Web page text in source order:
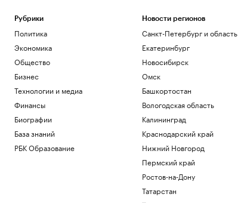
Рубрики
Политика
Экономика
Общество
Бизнес
Технологии и медиа
Финансы
Биографии
База знаний
РБК Образование
Новости регионов
Санкт-Петербург и область
Екатеринбург
Новосибирск
Омск
Башкортостан
Вологодская область
Калининград
Краснодарский край
Нижний Новгород
Пермский край
Ростов-на-Дону
Татарстан